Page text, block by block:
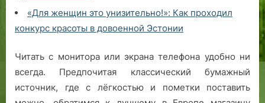
«Для женщин это унизительно!»: Как проходил
конкурс красоты в довоенной Эстонии
Читать с монитора или экрана телефона удобно ни
всегда. Предпочитая классический бумажный
источник, где с лёгкостью и пометки поставить